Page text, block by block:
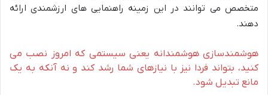
متخصص می توانند در این زمینه راهنمایی های ارزشمندی ارائه
دهند.
هوشمندسازی هوشمندانه یعنی سیستمی که امروز نصب می
کنید، بتواند فردا نیز با نیازهای شما رشد کند و نه آنکه به یک
مانع تبدیل شود.